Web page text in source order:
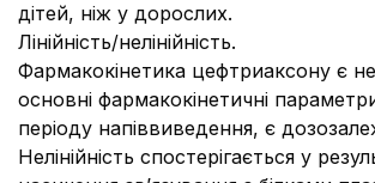
дітей, ніж у дорослих.
Лінійність/нелінійність.
Фармакокінетика цефтриаксону є
основні фармакокінетичні
періоду напіввиведення, є
Нелінійність спостерігається у